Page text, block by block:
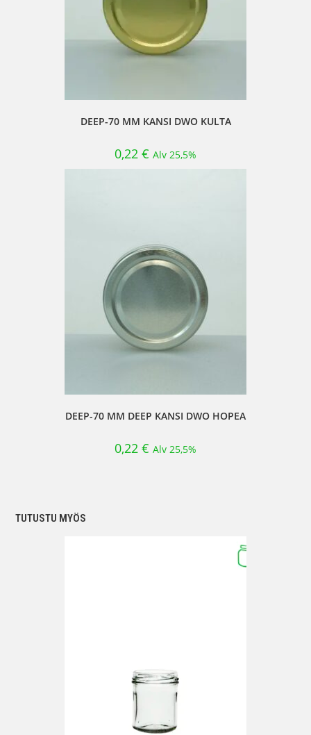
DEEP-70 MM KANSI DWO KULTA
0,22 € Alv 25,5%
DEEP-70 MM DEEP KANSI DWO HOPEA
0,22 € Alv 25,5%
TUTUSTU MYÖS